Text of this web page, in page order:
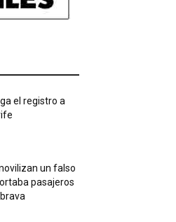
el registro a
un falso
pasajeros